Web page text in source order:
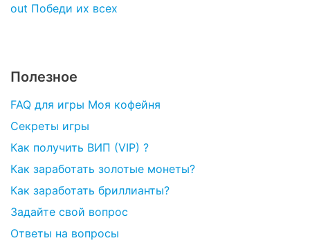
out Победи их всех
Полезное
FAQ для игры Моя кофейня
Секреты игры
Как получить ВИП (VIP) ?
Как заработать золотые монеты?
Как заработать бриллианты?
Задайте свой вопрос
Ответы на вопросы